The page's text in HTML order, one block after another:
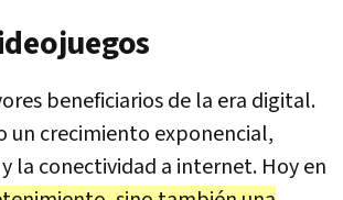
beneficiarios de la era digital.
un crecimiento exponencial,
la conectividad a internet. Hoy en